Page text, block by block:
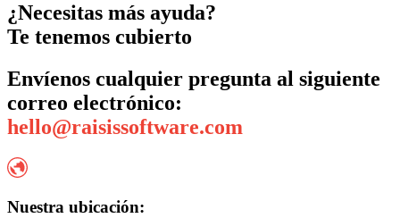
¿Necesitas más ayuda?
Te tenemos cubierto
Envíenos cualquier pregunta al siguiente
correo electrónico:
hello@raisissoftware.com
Nuestra ubicación: